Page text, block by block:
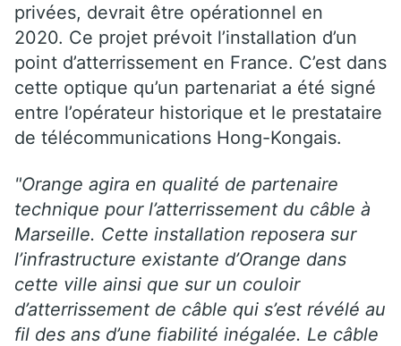
privées, devrait être opérationnel en
2020. Ce projet prévoit l’installation d’un
point d’atterrissement en France. C’est dans
cette optique qu’un partenariat a été signé
entre l’opérateur historique et le prestataire
de télécommunications Hong-Kongais.
"Orange agira en qualité de partenaire
technique pour l’atterrissement du câble à
Marseille. Cette installation reposera sur
l’infrastructure existante d’Orange dans
cette ville ainsi que sur un couloir
d’atterrissement de câble qui s’est révélé au
fil des ans d’une fiabilité inégalée. Le câble